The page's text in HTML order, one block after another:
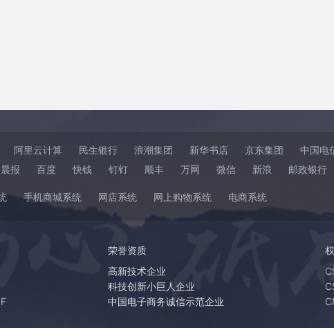
阿里云计算 民生银行 浪潮集团 新华书店 京东集团 中国电
报 百度 快钱 钉钉 顺丰 万网 微信 新浪 邮政银行
手机商城系统 网店系统 网上购物系统 电商系统
荣誉资质
高新技术企业
科技创新小巨人企业
中国电子商务诚信示范企业